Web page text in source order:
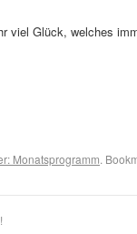
viel Glück, welches
Monatsprogramm.